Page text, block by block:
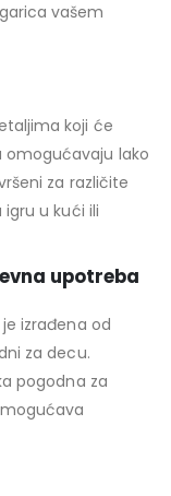
vašem
koji će
omogućavaju lako
za različite
u kući ili
upotreba
izrađena od
za decu.
pogodna za